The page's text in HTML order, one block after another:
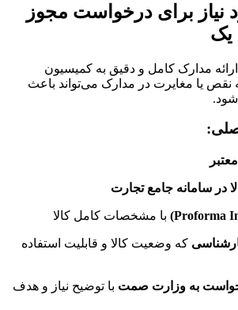
نیاز برای درخواست مجوز
یک
مدارک کامل و دقیق به کمیسیون
یا مغایرت در مدارک می‌تواند باعث
شود.
در سامانه جامع تجارت
با مشخصات کامل کالا
که وضعیت کالا و قابلیت استفاده
به وزارت صمت با توضیح نیاز و هدف